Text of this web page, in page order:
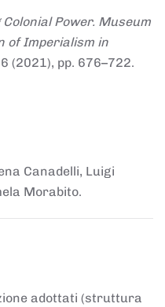
Colonial Power. Museum
of Imperialism in
(2021), pp. 676–722.
Canadelli, Luigi
Morabito.
adottati (struttura